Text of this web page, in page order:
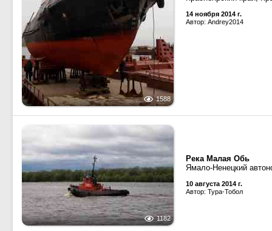
1588
14 ноября 2014 г.
Автор: Andrey2014
1182
Река Малая Обь
Ямало-Ненецкий
10 августа 2014 г.
Автор: Тура-Тобол